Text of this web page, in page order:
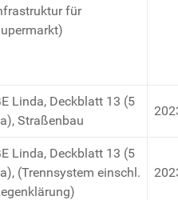
für
Linda, Deckblatt 13 (5
Straßenbau
Linda, Deckblatt 13 (5
(Trennsystem einschl.